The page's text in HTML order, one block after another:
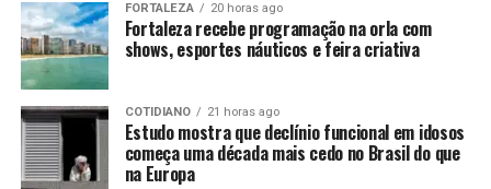
FORTALEZA 20 horas ago
Fortaleza recebe programação na orla com
shows, esportes náuticos e feira criativa
COTIDIANO 21 horas ago
Estudo mostra que declínio funcional em idosos
começa uma década mais cedo no Brasil do que
na Europa